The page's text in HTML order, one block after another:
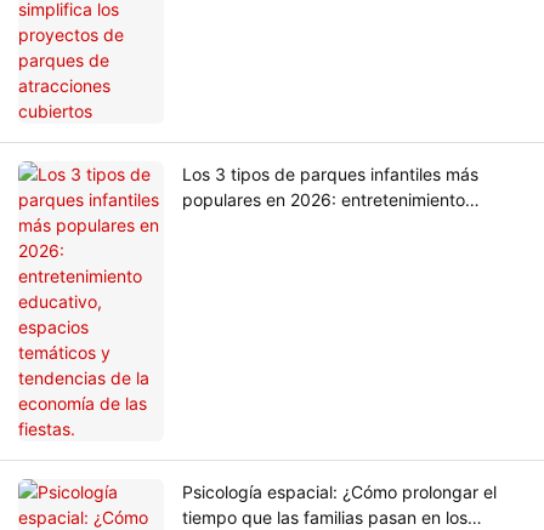
Los 3 tipos de parques infantiles más
populares en 2026: entretenimiento
Psicología espacial: ¿Cómo prolongar el
tiempo que las familias pasan en los